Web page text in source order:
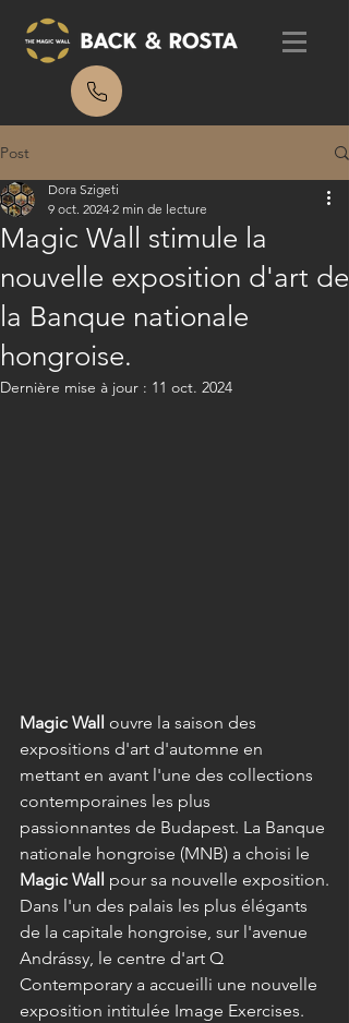
Post
Magic Wall stimule la
nouvelle exposition d'art de
la Banque nationale
hongroise.
Dora Szigeti
9 oct. 2024 2 min de lecture
Dernière mise à jour : 11 oct. 2024
Magic Wall
ouvre la saison des
expositions d'art d'automne en
mettant en avant l'une des collections
contemporaines les plus
passionnantes de Budapest. La Banque
nationale hongroise (MNB) a choisi le
Magic Wall
pour sa nouvelle exposition.
Dans l'un des palais les plus élégants
de la capitale hongroise, sur l'avenue
Andrássy, le centre d'art Q
Contemporary a accueilli une nouvelle
exposition intitulée Image Exercises.